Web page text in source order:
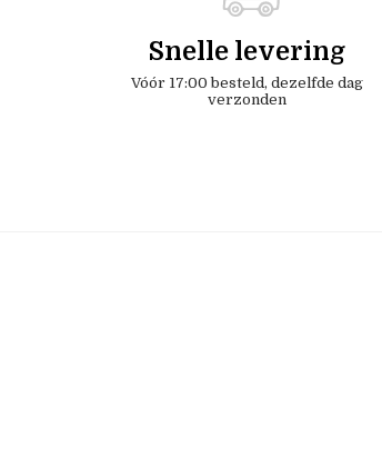
Snelle levering
Vóór 17:00 besteld, dezelfde dag
verzonden